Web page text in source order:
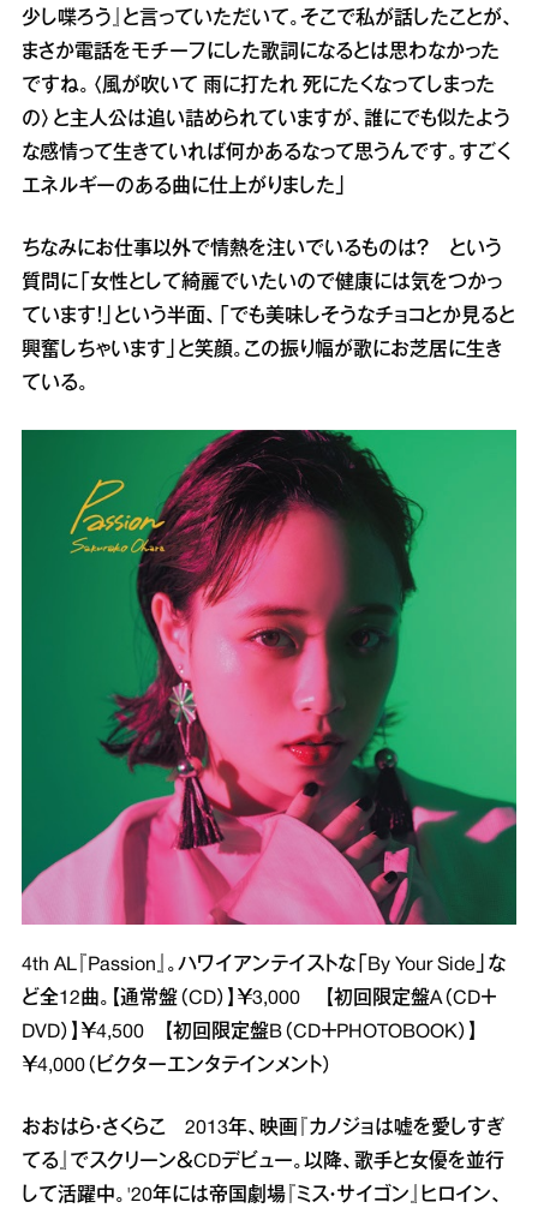
少し喋ろう』と言っていただいて。そこで私が話したことが、
まさか電話をモチーフにした歌詞になるとは思わなかった
ですね。〈風が吹いて 雨に打たれ 死にたくなってしまった
の〉と主人公は追い詰められていますが、誰にでも似たよう
な感情って生きていれば何かあるなって思うんです。すごく
エネルギーのある曲に仕上がりました」
ちなみにお仕事以外で情熱を注いでいるものは？ という
質問に「女性として綺麗でいたいので健康には気をつかっ
ています！」という半面、「でも美味しそうなチョコとか見ると
興奮しちゃいます」と笑顔。この振り幅が歌にお芝居に生き
ている。
4th AL『Passion』。ハワイアンテイストな「By Your Side」な
ど全12曲。【通常盤（CD）】￥3,000 【初回限定盤A（CD＋
DVD）】￥4,500 【初回限定盤B（CD＋PHOTOBOOK）】
￥4,000（ビクターエンタテインメント）
おおはら・さくらこ 2013年、映画『カノジョは嘘を愛しすぎ
てる』でスクリーン＆CDデビュー。以降、歌手と女優を並行
して活躍中。'20年には帝国劇場『ミス・サイゴン』ヒロイン、